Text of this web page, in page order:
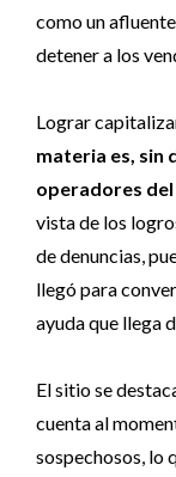
como un
detener a los
Lograr
materia es, sin
operadores
vista de los
de denuncias,
llegó para
ayuda que llega
El sitio se
cuenta al
sospechosos, lo